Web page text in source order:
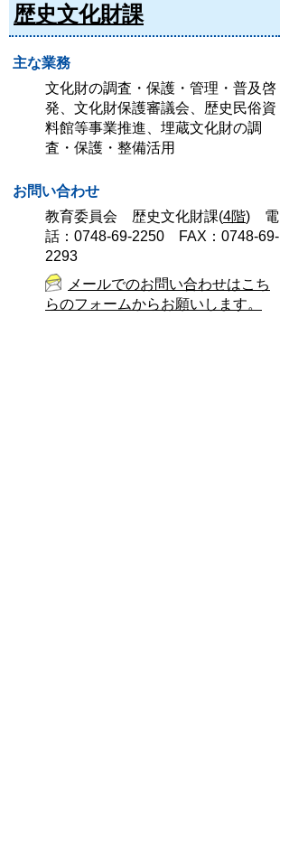
歴史文化財課
主な業務
文化財の調査・保護・管理・普及啓
発、文化財保護審議会、歴史民俗資
料館等事業推進、埋蔵文化財の調
査・保護・整備活用
お問い合わせ
教育委員会 歴史文化財課(4階) 電
話：0748-69-2250 FAX：0748-69-
2293
メールでのお問い合わせはこち
らのフォームからお願いします。